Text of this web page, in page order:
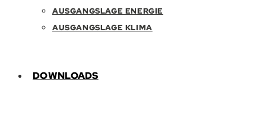
AUSGANGSLAGE ENERGIE
AUSGANGSLAGE KLIMA
DOWNLOADS